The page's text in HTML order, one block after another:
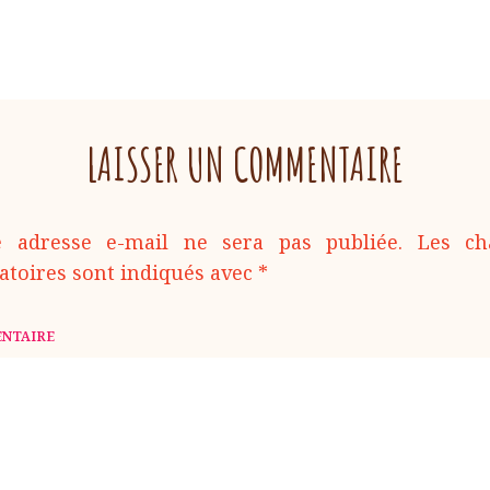
LAISSER UN COMMENTAIRE
adresse e-mail ne sera pas publiée.
Les
sont indiqués avec *